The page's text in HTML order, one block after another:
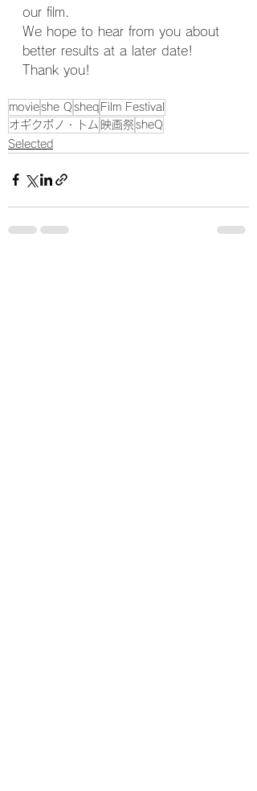
our film.
We hope to hear from you about
better results at a later date!
Thank you!
movieshe Q sheq Film Festival
オギクボノ・トム 映画祭 sheQ
Selected